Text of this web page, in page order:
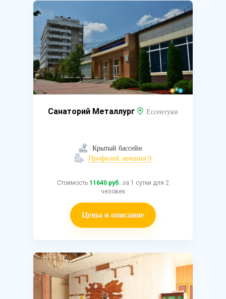
Санаторий Металлург Ессентуки
Крытый бассейн
Профилей лечения 9
Стоимость 11640 руб. за 1 сутки для 2
человек
Цены и описание